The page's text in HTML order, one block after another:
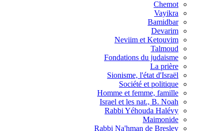
Chemot
Vayikra
Bamidbar
Devarim
Neviim et Ketouvim
Talmoud
Fondations du judaisme
La prière
Sionisme, l'état d'Israël
Société et politique
Homme et femme, famille
Israel et les nat., B. Noah
Rabbi Yéhouda Halévy
Maimonide
Rabbi Na'hman de Breslev